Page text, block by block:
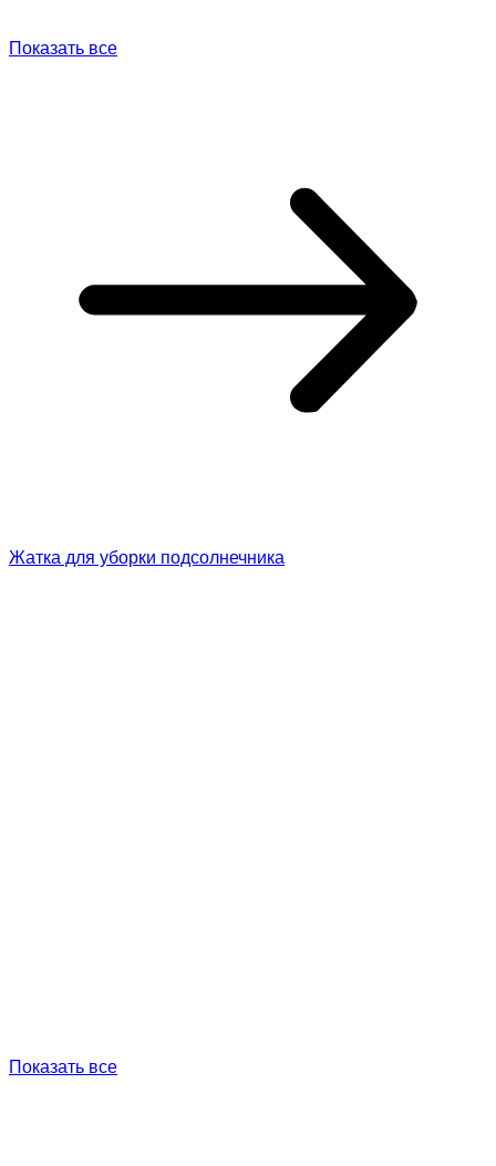
Показать все
Жатка для уборки подсолнечника
Показать все